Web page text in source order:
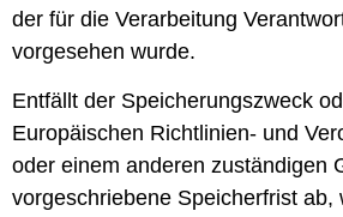
der für die Verarbeitung
vorgesehen wurde.
Entfällt der Speicherungszweck
Europäischen Richtlinien- und
oder einem anderen zuständigen
vorgeschriebene Speicherfrist ab,